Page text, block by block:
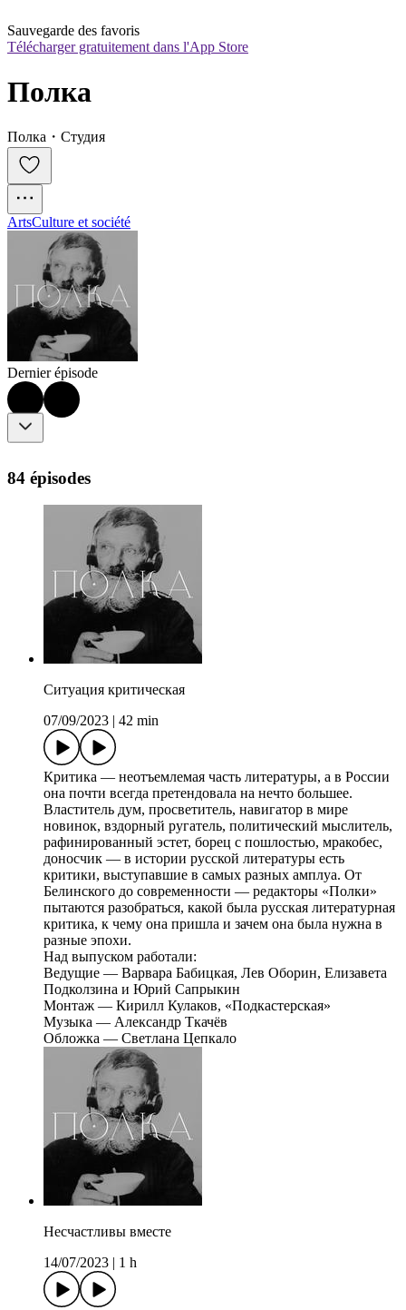
Sauvegarde des favoris
Télécharger gratuitement dans l'App Store
Полка
Полка・Студия
ArtsCulture et société
Dernier épisode
84 épisodes
Ситуация критическая
07/09/2023
42 min
Критика — неотъемлемая часть литературы, а в России
она почти всегда претендовала на нечто большее.
Властитель дум, просветитель, навигатор в мире
новинок, вздорный ругатель, политический мыслитель,
рафинированный эстет, борец с пошлостью, мракобес,
доносчик — в истории русской литературы есть
критики, выступавшие в самых разных амплуа. От
Белинского до современности — редакторы «Полки»
пытаются разобраться, какой была русская литературная
критика, к чему она пришла и зачем она была нужна в
разные эпохи.
Над выпуском работали:
Ведущие — Варвара Бабицкая, Лев Оборин, Елизавета
Подколзина и Юрий Сапрыкин
Монтаж — Кирилл Кулаков, «Подкастерская»
Музыка — Александр Ткачёв
Обложка — Светлана Цепкало
Несчастливы вместе
14/07/2023
1 h